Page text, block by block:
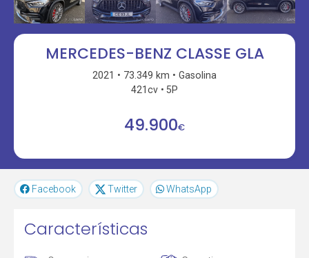
MERCEDES-BENZ CLASSE GLA
2021 73.349 km
Gasolina
421cv
5P
49.900€
Facebook Twitter WhatsApp
Características